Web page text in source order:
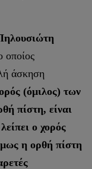
οποίος
άσκηση
(όμιλος) των
πίστη, είναι
ο χορός
η ορθή πίστη